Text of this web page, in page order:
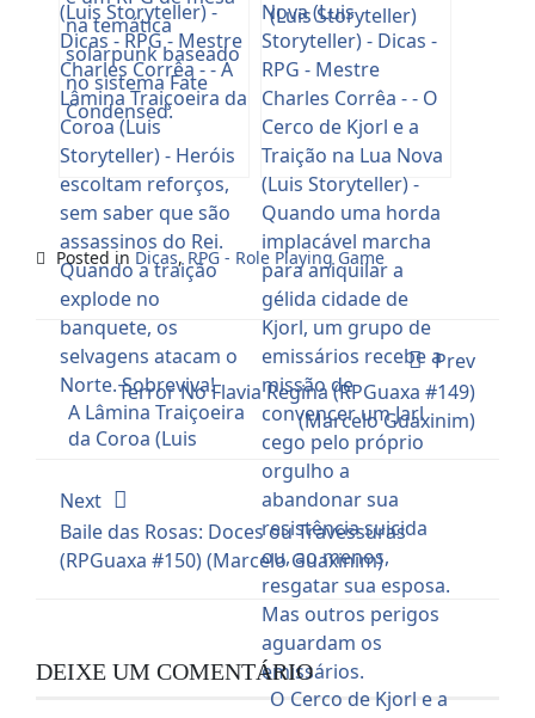
(Luis Storyteller)
A Lâmina Traiçoeira
da Coroa (Luis
O Cerco de Kjorl e a
Posted in Dicas, RPG - Role Playing Game
Prev
Terror No Flavia Regina (RPGuaxa #149)
(Marcelo Guaxinim)
Next
Baile das Rosas: Doces ou Travessuras
(RPGuaxa #150) (Marcelo Guaxinim)
DEIXE UM COMENTÁRIO